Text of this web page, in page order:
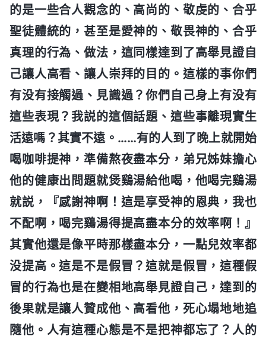
的是一些合人觀念的、高尚的、敬虔的、合乎
聖徒體統的，甚至是愛神的、敬畏神的、合乎
真理的行為、做法，這同樣達到了高舉見證自
己讓人高看、讓人崇拜的目的。這樣的事你們
有没有接觸過、見識過？你們自己身上有没有
這些表現？我説的這個話題、這些事離現實生
活遠嗎？其實不遠。……有的人到了晚上就開始
喝咖啡提神，準備熬夜盡本分，弟兄姊妹擔心
他的健康出問題就煲鷄湯給他喝，他喝完鷄湯
就説，『感謝神啊！這是享受神的恩典，我也
不配啊，喝完鷄湯得提高盡本分的效率啊！』
其實他還是像平時那樣盡本分，一點兒效率都
没提高。這是不是假冒？這就是假冒，這種假
冒的行為也是在變相地高舉見證自己，達到的
後果就是讓人贊成他、高看他，死心塌地地追
隨他。人有這種心態是不是把神都忘了？人的